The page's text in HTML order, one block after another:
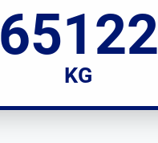
65122
KG